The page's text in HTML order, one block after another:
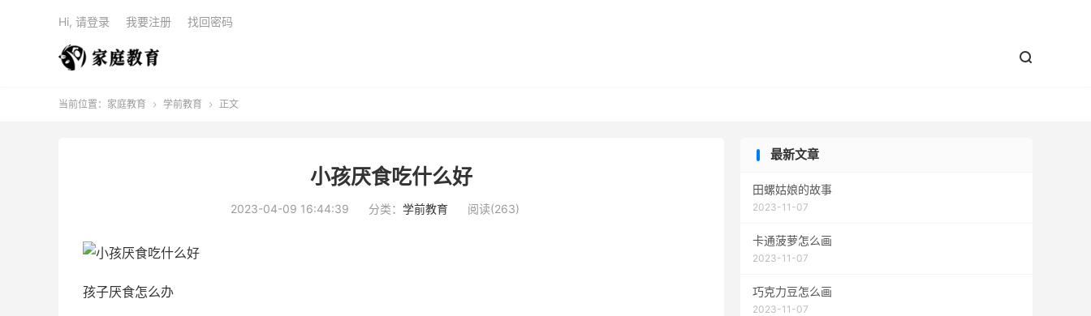

Hi, 请登录 我要注册 找回密码
当前位置： 家庭教育  学前教育  正文
小孩厌食吃什么好
2023-04-09 16:44:39 分类： 学前教育 阅读(263)
孩子厌食怎么办
最新文章
田螺姑娘的故事
2023-11-07
卡通菠萝怎么画
2023-11-07
巧克力豆怎么画
2023-11-07